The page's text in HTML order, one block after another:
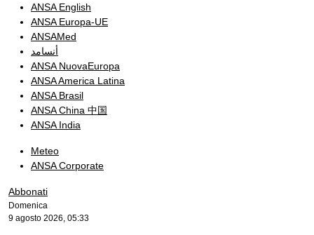
ANSA English
ANSA Europa-UE
ANSAMed
أنسامد
ANSA NuovaEuropa
ANSA America Latina
ANSA Brasil
ANSA China 中国
ANSA India
Meteo
ANSA Corporate
Abbonati
Domenica
9 agosto 2026, 05:33